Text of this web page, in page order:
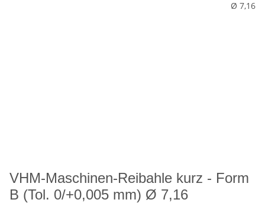
VHM-Maschinen-Reibahle kurz - Form
B (Tol. 0/+0,005 mm) Ø 7,16